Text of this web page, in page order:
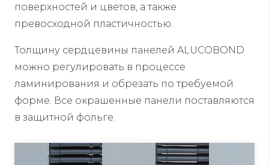
поверхностей и цветов, а также
превосходной пластичностью.
Толщину сердцевины панелей ALUCOBOND
можно регулировать в процессе
ламинирования и обрезать по требуемой
форме. Все окрашенные панели поставляются
в защитной фольге.